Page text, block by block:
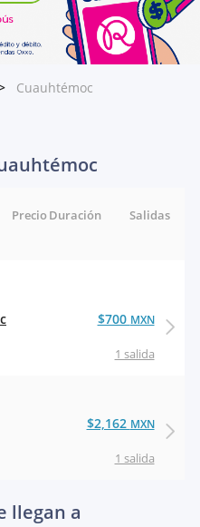
Cuauhtémoc
Salidas
Duración
Precio
1 salida
$700 MXN
1 salida
$2,162 MXN
llegan a